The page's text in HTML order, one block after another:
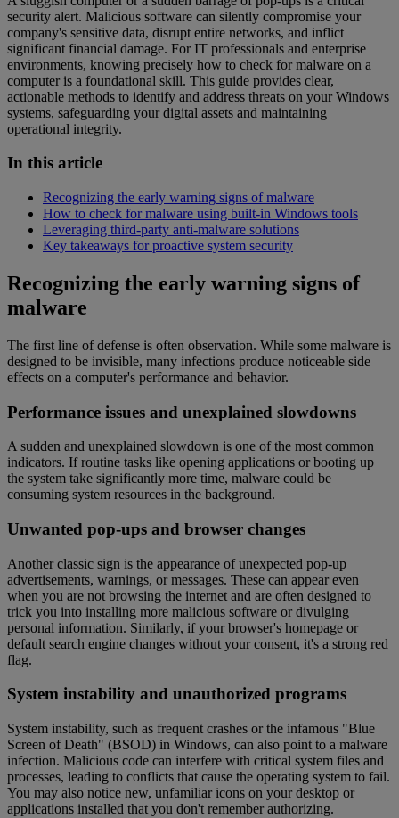
security alert. Malicious software can silently compromise your
company's sensitive data, disrupt entire networks, and inflict
significant financial damage. For IT professionals and enterprise
environments, knowing precisely how to check for malware on a
computer is a foundational skill. This guide provides clear,
actionable methods to identify and address threats on your Windows
systems, safeguarding your digital assets and maintaining
operational integrity.
In this article
Recognizing the early warning signs of malware
How to check for malware using built-in Windows tools
Leveraging third-party anti-malware solutions
Key takeaways for proactive system security
Recognizing the early warning signs of
malware
The first line of defense is often observation. While some malware is
designed to be invisible, many infections produce noticeable side
effects on a computer's performance and behavior.
Performance issues and unexplained slowdowns
A sudden and unexplained slowdown is one of the most common
indicators. If routine tasks like opening applications or booting up
the system take significantly more time, malware could be
consuming system resources in the background.
Unwanted pop-ups and browser changes
Another classic sign is the appearance of unexpected pop-up
advertisements, warnings, or messages. These can appear even
when you are not browsing the internet and are often designed to
trick you into installing more malicious software or divulging
personal information. Similarly, if your browser's homepage or
default search engine changes without your consent, it's a strong red
flag.
System instability and unauthorized programs
System instability, such as frequent crashes or the infamous "Blue
Screen of Death" (BSOD) in Windows, can also point to a malware
infection. Malicious code can interfere with critical system files and
processes, leading to conflicts that cause the operating system to fail.
You may also notice new, unfamiliar icons on your desktop or
applications installed that you don't remember authorizing.